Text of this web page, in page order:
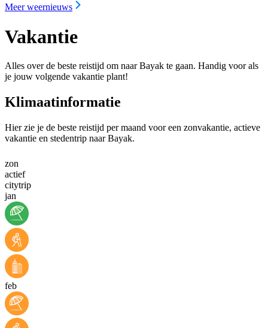
Meer weernieuws
Vakantie
Alles over de beste reistijd om naar Bayak te gaan. Handig voor als
je jouw volgende vakantie plant!
Klimaatinformatie
Hier zie je de beste reistijd per maand voor een zonvakantie, actieve
vakantie en stedentrip naar Bayak.
zon
actief
citytrip
jan
feb